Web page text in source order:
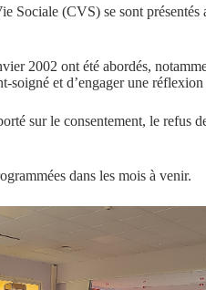
Sociale (CVS) se sont
2002 ont été abordés,
soigné et d’engager une
sur le consentement, le refus
dans les mois à venir.